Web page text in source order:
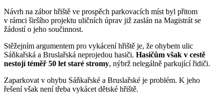
Návrh na zábor hřiště ve prospěch parkovacích míst byl přitom
v rámci širšího projektu uličních úprav již zaslán na Magistrát se
žádostí o jeho součinnost.
Stěžejním argumentem pro vykácení hřiště je, že ohybem ulic
Sáňkařská a Bruslařská neprojedou hasiči. Hasičům však v cestě
nestojí téměř 50 let staré stromy, nýbrž nelegálně parkující řidiči.
Zaparkovat v ohybu Sáňkařské a Bruslařské je problém. K jeho
řešení však není třeba vykácet dětské hřiště.